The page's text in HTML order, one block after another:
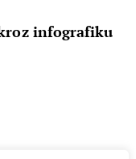
kroz infografiku